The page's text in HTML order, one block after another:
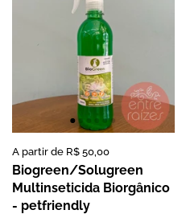
Preço:
A partir de R$ 50,00
Biogreen/Solugreen
Multinseticida Biorgânico
- petfriendly